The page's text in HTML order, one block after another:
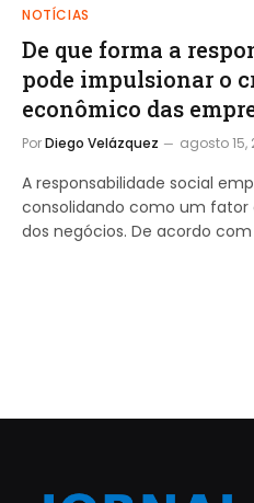
NOTÍCIAS
De que forma a
pode impulsionar o
econômico das
PorDiego Velázquez agosto 15,
A responsabilidade social
consolidando como um fator
dos negócios. De acordo com